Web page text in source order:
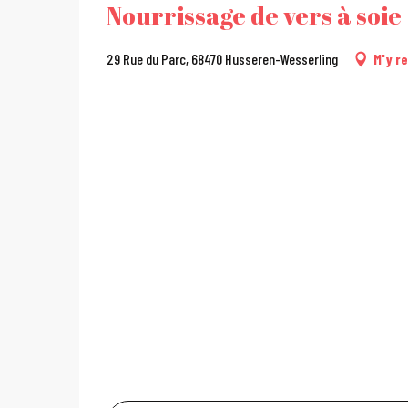
Nourrissage de vers à soie
29 Rue du Parc, 68470 Husseren-Wesserling M'y